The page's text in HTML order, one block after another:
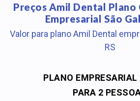
Preços Amil Dental
Empresarial São
Valor para plano Amil Dental
RS
PLANO
PARA 2